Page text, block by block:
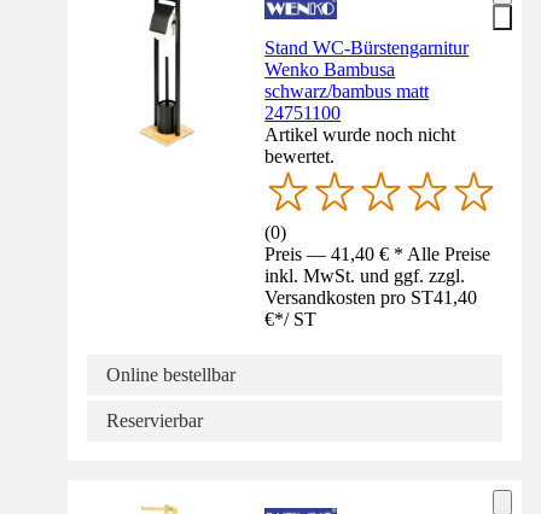
Stand WC-Bürstengarnitur
Wenko Bambusa
schwarz/bambus matt
24751100
Artikel wurde noch nicht
bewertet.
(0)
Preis — 41,40 € * Alle Preise
inkl. MwSt. und ggf. zzgl.
Versandkosten pro ST41,40
€*/ ST
Online bestellbar
Reservierbar